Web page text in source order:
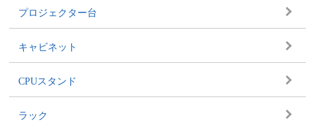
プロジェクター台
キャビネット
CPUスタンド
ラック